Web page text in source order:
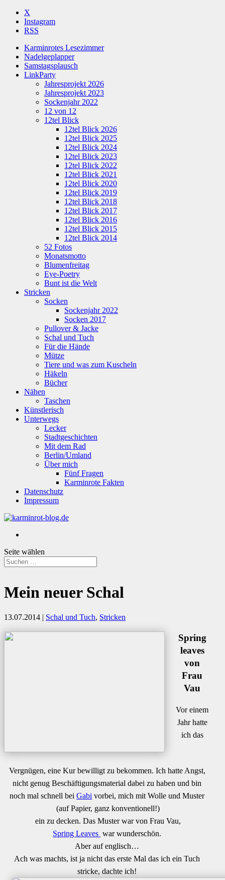
X
Instagram
RSS
Karminrotes Lesezimmer
Nadelgeplapper
Samstagsplausch
LinkParty
Jahresprojekt 2026
Jahresprojekt 2023
Sockenjahr 2022
12 von 12
12tel Blick
12tel Blick 2026
12tel Blick 2025
12tel Blick 2024
12tel Blick 2023
12tel Blick 2022
12tel Blick 2021
12tel Blick 2020
12tel Blick 2019
12tel Blick 2018
12tel Blick 2017
12tel Blick 2016
12tel Blick 2015
12tel Blick 2014
52 Fotos
Monatsmotto
Blumenfreitag
Eye-Poetry
Bunt ist die Welt
Stricken
Socken
Sockenjahr 2022
Socken 2017
Pullover & Jacke
Schal und Tuch
Für die Hände
Mütze
Tiere und was zum Kuscheln
Häkeln
Bücher
Nähen
Taschen
Künstlerisch
Unterwegs
Lecker
Stadtgeschichten
Mit dem Rad
Berlin/Umland
Über mich
Fünf Fragen
Karminrote Fakten
Datenschutz
Impressum
Seite wählen
Mein neuer Schal
13.07.2014 | Schal und Tuch, Stricken
Spring
leaves
von
Frau
Vau
Vor einem
Jahr hatte
ich das
Vergnügen, eine Kur bewilligt zu bekommen. Ich hatte Angst,
nicht genug Beschäftigungsmaterial dabei zu haben und bin
noch mal schnell beiGabi vorbei, mich mit Wolle und Muster
(auf Papier, ganz konventionell!)
ein zu decken. Das Muster war von Frau Vau,
Spring Leaves war wunderschön.
Aber auf englisch…
Ach was machts, ist ja nicht das erste Mal das ich ein Tuch
stricke, dachte ich!